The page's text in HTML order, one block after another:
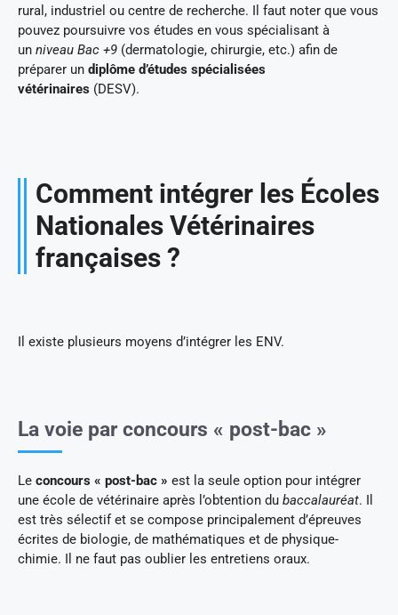
rural, industriel ou centre de recherche. Il faut noter que vous
pouvez poursuivre vos études en vous spécialisant à
un niveau Bac +9 (dermatologie, chirurgie, etc.) afin de
préparer un diplôme d’études spécialisées
vétérinaires (DESV).
Comment intégrer les Écoles
Nationales Vétérinaires
françaises ?
Il existe plusieurs moyens d’intégrer les ENV.
La voie par concours « post-bac »
Le concours « post-bac » est la seule option pour intégrer
une école de vétérinaire après l’obtention du baccalauréat. Il
est très sélectif et se compose principalement d’épreuves
écrites de biologie, de mathématiques et de physique-
chimie. Il ne faut pas oublier les entretiens oraux.